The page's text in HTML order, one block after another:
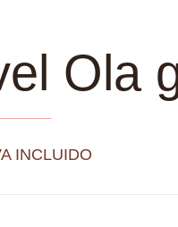
Ola
INCLUIDO